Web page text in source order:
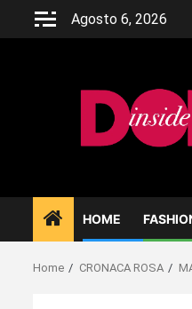
Agosto 6, 2026
HOME
Home CRONACA ROSA